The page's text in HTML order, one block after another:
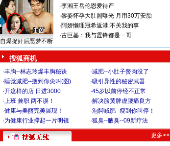
自爆捉奸后恶梦不断
·李湘王岳伦恩爱待产
·黎姿怀孕大肚照曝光 月用30万安胎
·阿娇懒理冠希返港:不关我的事
·古巨基：我与霆锋都是一哥
搜狐商机
·丰胸--林志玲爆丰胸秘诀 ·减肥--小肚子赘肉没了
·睡觉减肥--瘦到你尖叫(图) ·吸引异性的秘密武器
·开这样的店 日进3000 ·45岁以前停经不正常
·上班 兼职 两不误！ ·解决脸黄脾虚腰痛良方
·健康与美丽完美展现！ ·泡脚减肥--瘦到你叫停！
·为健康行业撑起一片明镜 ·狐臭--腋臭--09新疗法
更多>>